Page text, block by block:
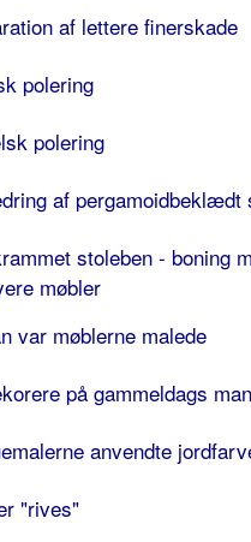
af lettere finerskade
polering
polering
af pergamoidbeklædt
stoleben - boning
møbler
var møblerne malede
på gammeldags
anvendte
"rives"